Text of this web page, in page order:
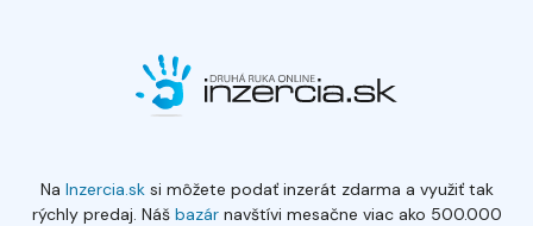
Na Inzercia.sksi môžete podať inzerát zdarma a využiť tak
rýchly predaj. Náš bazárnavštívi mesačne viac ako 500.000